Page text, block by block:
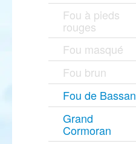
Fou à pieds
rouges
Fou masqué
Fou brun
Fou de Bassan
Grand
Cormoran